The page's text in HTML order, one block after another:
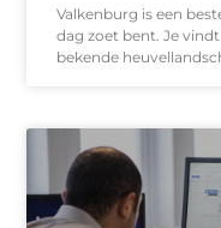
Valkenburg is een
dag zoet bent. Je
bekende